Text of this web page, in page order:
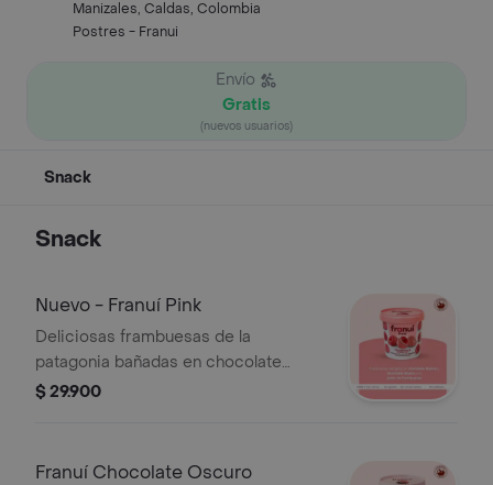
Manizales, Caldas, Colombia
Postres - Franui
Envío
Gratis
(nuevos usuarios)
Snack
Snack
Nuevo - Franuí Pink
Deliciosas frambuesas de la
patagonia bañadas en chocolate
blanco y chocolate con polvo de
$ 29.900
Franuí Chocolate Oscuro